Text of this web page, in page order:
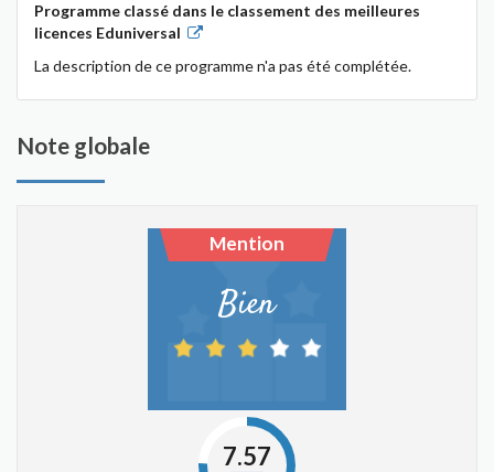
Programme classé dans le classement des meilleures
licences Eduniversal
La description de ce programme n'a pas été complétée.
Note globale
Mention
Bien
7.57